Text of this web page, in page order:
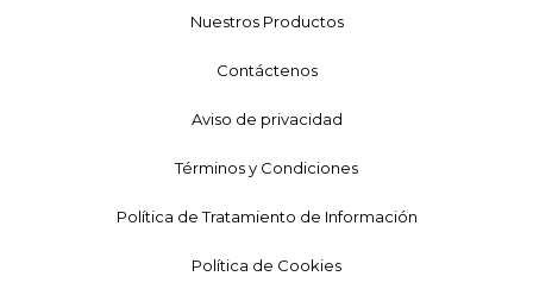
Nuestros Productos
Contáctenos
Aviso de privacidad
Términos y Condiciones
Política de Tratamiento de Información
Política de Cookies